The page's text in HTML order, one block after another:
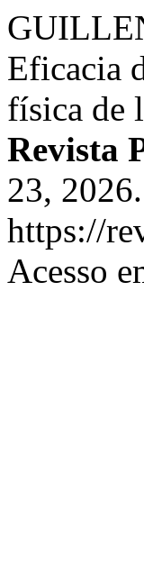
Eficacia
física de
Revista
23,
https://
Acesso